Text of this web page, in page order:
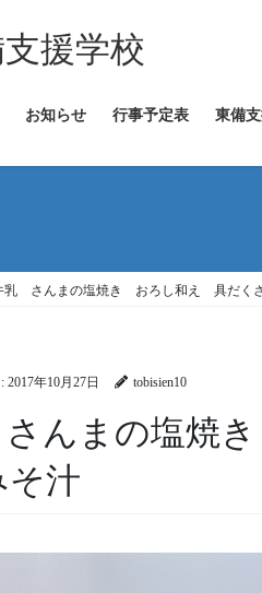
援学校
お知らせ 行事予定表 東備
さんまの塩焼き おろし和え 具だく
2017年10月27日 tobisien10
んまの塩焼
そ汁